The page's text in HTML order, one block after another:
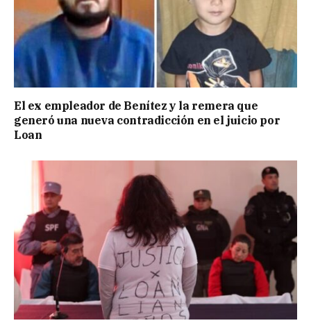
El ex empleador de Benítez y la remera que
generó una nueva contradicción en el juicio por
Loan